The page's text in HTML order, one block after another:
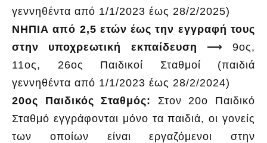
γεννηθέντα από 1/1/2023 έως 28/2/2025)
ΝΗΠΙΑ από 2,5 ετών έως την εγγραφή τους
στην υποχρεωτική εκπαίδευση ⟶ 9ος,
11ος, 26ος Παιδικοί Σταθμοί (παιδιά
γεννηθέντα από 1/1/2023 έως 28/2/2024)
20ος Παιδικός Σταθμός: Στον 20ο Παιδικό
Σταθμό εγγράφονται μόνο τα παιδιά, οι γονείς
των οπoίων είναι εργαζόμενοι στην